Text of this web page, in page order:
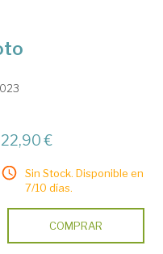
22,90 €
Sin Stock. Disponible en
7/10 días.
COMPRAR